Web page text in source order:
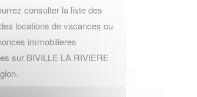
consulter la liste des
locations de vacances ou
immobilieres
sur BIVILLE LA RIVIERE